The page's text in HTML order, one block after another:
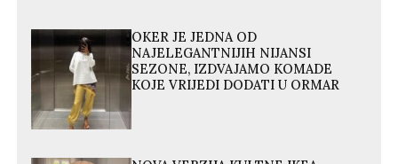
OKER JE JEDNA OD
NAJELEGANTNIJIH NIJANSI
SEZONE, IZDVAJAMO KOMADE
KOJE VRIJEDI DODATI U ORMAR